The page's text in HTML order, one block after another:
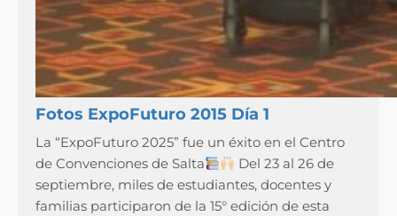
Fotos ExpoFuturo 2015 Día 1
La “ExpoFuturo 2025” fue un éxito en el Centro
de Convenciones de Salta
Del 23 al 26 de
septiembre, miles de estudiantes, docentes y
familias participaron de la 15° edición de esta